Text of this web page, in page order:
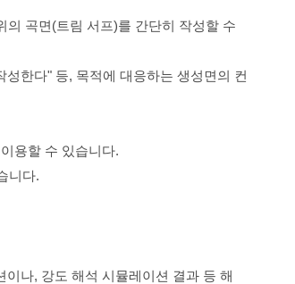
의 곡면(트림 서프)를 간단히 작성할 수
한다" 등, 목적에 대응하는 생성면의 컨
용할 수 있습니다.
니다.
나, 강도 해석 시뮬레이션 결과 등 해